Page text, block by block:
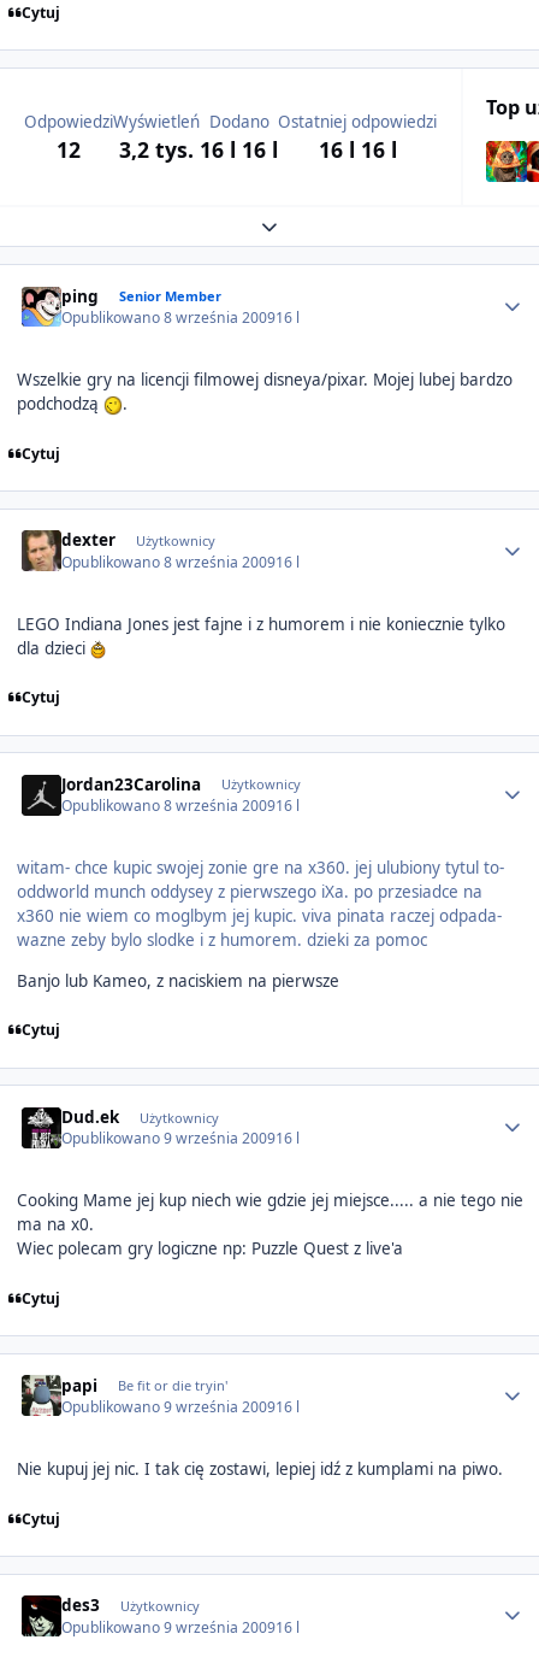
Cytuj
Odpowiedzi
12
Wyświetleń
3,2 tys.
Dodano
16 l 16 l
Ostatniej odpowiedzi
16 l 16 l
Top
Expand topic overview
ping Senior Member
Opublikowano8 września 200916 l
Wszelkie gry na licencji filmowej disneya/pixar. Mojej lubej bardzo
podchodzą
.
Cytuj
dexter Użytkownicy
Opublikowano8 września 200916 l
LEGO Indiana Jones jest fajne i z humorem i nie koniecznie tylko
dla dzieci
Cytuj
Jordan23Carolina Użytkownicy
Opublikowano8 września 200916 l
witam- chce kupic swojej zonie gre na x360. jej ulubiony tytul to-
oddworld munch oddysey z pierwszego iXa. po przesiadce na
x360 nie wiem co moglbym jej kupic. viva pinata raczej odpada-
wazne zeby bylo slodke i z humorem. dzieki za pomoc
Banjo lub Kameo, z naciskiem na pierwsze
Cytuj
Dud.ek Użytkownicy
Opublikowano9 września 200916 l
Cooking Mame jej kup niech wie gdzie jej miejsce..... a nie tego nie
ma na x0.
Wiec polecam gry logiczne np: Puzzle Quest z live'a
Cytuj
papi Be fit or die tryin'
Opublikowano9 września 200916 l
Nie kupuj jej nic. I tak cię zostawi, lepiej idź z kumplami na piwo.
Cytuj
des3 Użytkownicy
Opublikowano9 września 200916 l